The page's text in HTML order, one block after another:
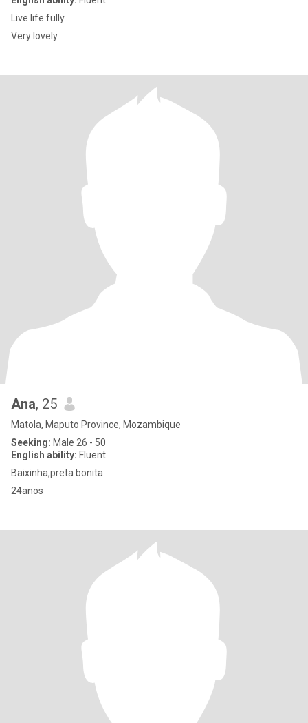
Live life fully
Very lovely
Ana, 25
Matola, Maputo Province, Mozambique
Seeking: Male 26 - 50
English ability: Fluent
Baixinha,preta bonita
24anos